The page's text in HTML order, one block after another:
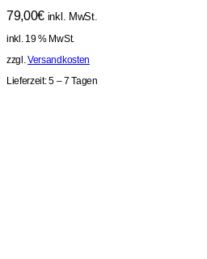
79,00€ inkl. MwSt.
inkl. 19 % MwSt.
zzgl.Versandkosten
Lieferzeit:5 – 7 Tagen